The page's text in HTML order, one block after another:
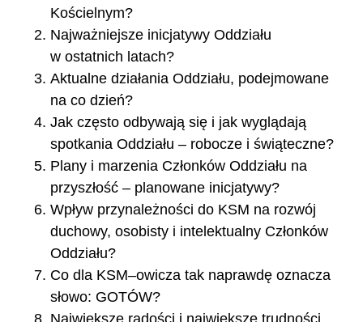
Kościelnym?
Najważniejsze inicjatywy Oddziału
w ostatnich latach?
Aktualne działania Oddziału, podejmowane
na co dzień?
Jak często odbywają się i jak wyglądają
spotkania Oddziału – robocze i świąteczne?
Plany i marzenia Członków Oddziału na
przyszłość – planowane inicjatywy?
Wpływ przynależności do KSM na rozwój
duchowy, osobisty i intelektualny Członków
Oddziału?
Co dla KSM–owicza tak naprawdę oznacza
słowo: GOTÓW?
Największe radości i największe trudności,